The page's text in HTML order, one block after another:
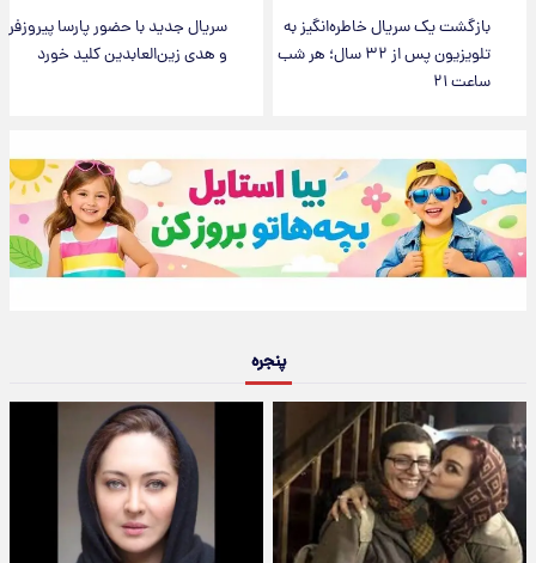
بازگشت یک سریال خاطره‌انگیز به
تلویزیون پس از ۳۲ سال؛ هر شب
ساعت ۲۱
سریال جدید با حضور پارسا پیروزفر
و هدی زین‌العابدین کلید خورد
پنجره